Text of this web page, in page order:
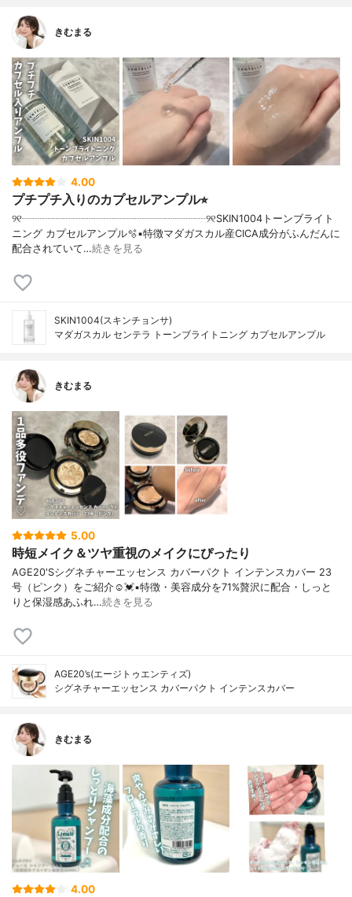
きむまる
4.00
プチプチ入りのカプセルアンプル⭐︎
୨୧┈┈┈┈┈┈┈┈┈┈┈┈┈┈┈┈┈┈୨୧SKIN1004トーンブライト
ニング カプセルアンプル🫧▪︎特徴マダガスカル産CICA成分がふんだんに
配合されていて…続きを見る
SKIN1004(スキンチョンサ)
マダガスカル センテラ トーンブライトニング カプセルアンプル
きむまる
5.00
時短メイク＆ツヤ重視のメイクにぴったり
AGE20'Sシグネチャーエッセンス カバーパクト インテンスカバー 23
号（ピンク）をご紹介☺️💓▪︎特徴・美容成分を71%贅沢に配合・しっと
りと保湿感あふれ…続きを見る
AGE20’s(エージトゥエンティズ)
シグネチャーエッセンス カバーパクト インテンスカバー
きむまる
4.00